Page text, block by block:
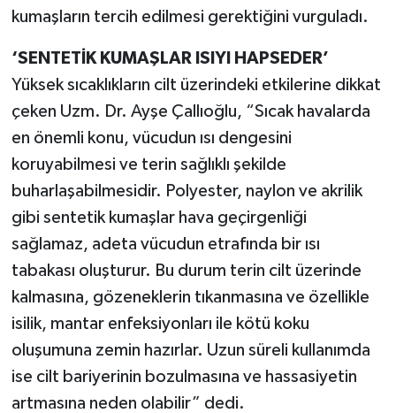
kumaşların tercih edilmesi gerektiğini vurguladı.
‘SENTETİK KUMAŞLAR ISIYI HAPSEDER’
Yüksek sıcaklıkların cilt üzerindeki etkilerine dikkat
çeken Uzm. Dr. Ayşe Çallıoğlu, “Sıcak havalarda
en önemli konu, vücudun ısı dengesini
koruyabilmesi ve terin sağlıklı şekilde
buharlaşabilmesidir. Polyester, naylon ve akrilik
gibi sentetik kumaşlar hava geçirgenliği
sağlamaz, adeta vücudun etrafında bir ısı
tabakası oluşturur. Bu durum terin cilt üzerinde
kalmasına, gözeneklerin tıkanmasına ve özellikle
isilik, mantar enfeksiyonları ile kötü koku
oluşumuna zemin hazırlar. Uzun süreli kullanımda
ise cilt bariyerinin bozulmasına ve hassasiyetin
artmasına neden olabilir” dedi.